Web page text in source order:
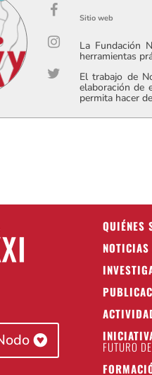
Sitio web
La Fundación
herramientas
El trabajo de
elaboración de
permita hacer
QUIÉNES
NOTICIAS
FUTURO